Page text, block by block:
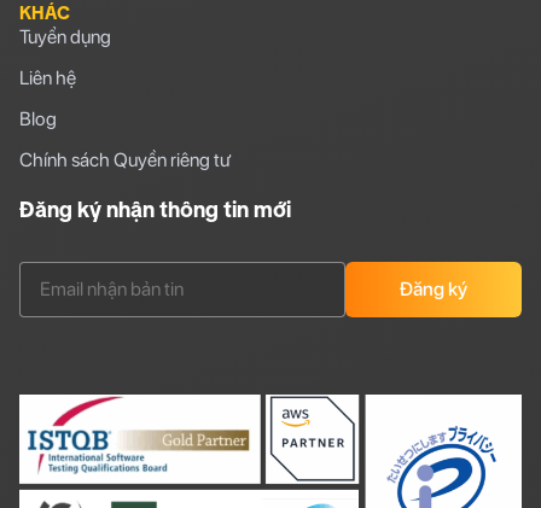
KHÁC
Tuyển dụng
Liên hệ
Blog
Chính sách Quyền riêng tư
Đăng ký nhận thông tin mới
Đăng ký